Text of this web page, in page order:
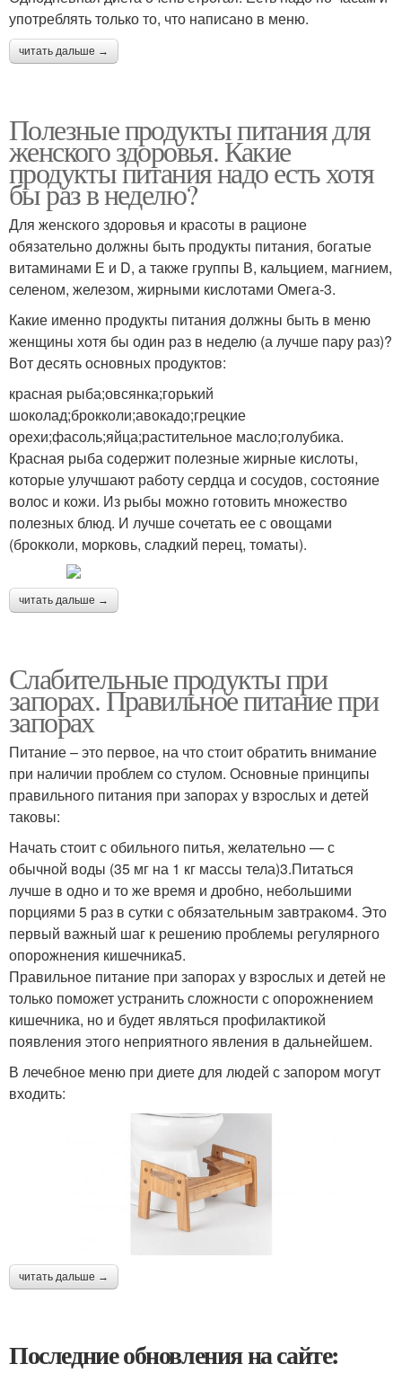
употреблять только то, что написано в меню.
читать дальше →
Полезные продукты питания для
женского здоровья. Какие
продукты питания надо есть хотя
бы раз в неделю?
Для женского здоровья и красоты в рационе
обязательно должны быть продукты питания, богатые
витаминами Е и D, а также группы В, кальцием, магнием,
селеном, железом, жирными кислотами Омега-3.
Какие именно продукты питания должны быть в меню
женщины хотя бы один раз в неделю (а лучше пару раз)?
Вот десять основных продуктов:
красная рыба;овсянка;горький
шоколад;брокколи;авокадо;грецкие
орехи;фасоль;яйца;растительное масло;голубика.
Красная рыба содержит полезные жирные кислоты,
которые улучшают работу сердца и сосудов, состояние
волос и кожи. Из рыбы можно готовить множество
полезных блюд. И лучше сочетать ее с овощами
(брокколи, морковь, сладкий перец, томаты).
читать дальше →
Слабительные продукты при
запорах. Правильное питание при
запорах
Питание – это первое, на что стоит обратить внимание
при наличии проблем со стулом. Основные принципы
правильного питания при запорах у взрослых и детей
таковы:
Начать стоит с обильного питья, желательно — с
обычной воды (35 мг на 1 кг массы тела)3.Питаться
лучше в одно и то же время и дробно, небольшими
порциями 5 раз в сутки с обязательным завтраком4. Это
первый важный шаг к решению проблемы регулярного
опорожнения кишечника5.
Правильное питание при запорах у взрослых и детей не
только поможет устранить сложности с опорожнением
кишечника, но и будет являться профилактикой
появления этого неприятного явления в дальнейшем.
В лечебное меню при диете для людей с запором могут
входить:
читать дальше →
Последние обновления на сайте: